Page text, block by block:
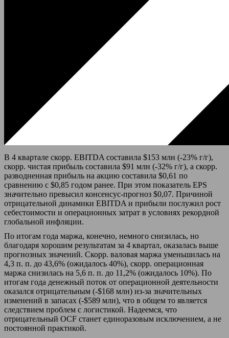
В 4 квартале скорр. EBITDA составила $153 млн (-23% г/г),
скорр. чистая прибыль составила $91 млн (-32% г/г), а скорр.
разводненная прибыль на акцию составила $0,61 по
сравнению с $0,85 годом ранее. При этом показатель EPS
значительно превысил консенсус-прогноз $0,07. Причиной
отрицательной динамики EBITDA и прибыли послужил рост
себестоимости и операционных затрат в условиях рекордной
глобальной инфляции.
По итогам года маржа, конечно, немного снизилась, но
благодаря хорошим результатам за 4 квартал, оказалась выше
прогнозных значений. Скорр. валовая маржа уменьшилась на
4,3 п. п. до 43,6% (ожидалось 40%), скорр. операционная
маржа снизилась на 5,6 п. п. до 11,2% (ожидалось 10%). По
итогам года денежный поток от операционной деятельности
оказался отрицательным (-$168 млн) из-за значительных
изменений в запасах (-$589 млн), что в общем то является
следствием проблем с логистикой. Надеемся, что
отрицательный OCF станет единоразовым исключением, а не
постоянной практикой.